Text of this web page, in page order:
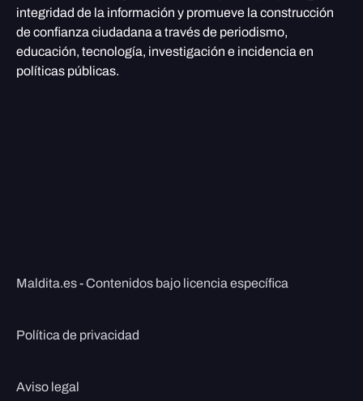
integridad de la información y promueve la construcción
de confianza ciudadana a través de periodismo,
educación, tecnología, investigación e incidencia en
políticas públicas.
Maldita.es - Contenidos bajo licencia específica
Política de privacidad
Aviso legal